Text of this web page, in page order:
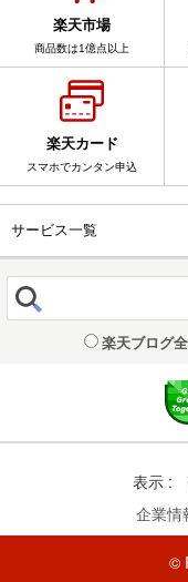
楽天市場
商品数は1億点以上
楽天カード
スマホでカンタン申込
サービス一覧
楽天ブログ
表示 :
企業情
©